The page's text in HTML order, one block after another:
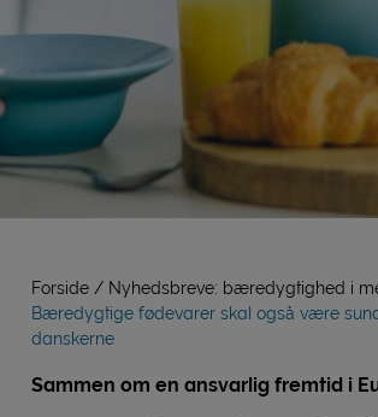
Forside
Nyhedsbreve: bæredygtighed i
Bæredygtige fødevarer skal også være
danskerne
Sammen om en ansvarlig fremtid i